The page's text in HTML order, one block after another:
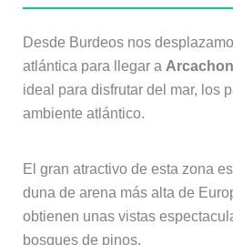
Desde Burdeos nos
atlántica para llegar a Arcachon
ideal para disfrutar del mar, los
ambiente atlántico.
El gran atractivo de esta zona
duna de arena más alta de
obtienen unas vistas
bosques de pinos.